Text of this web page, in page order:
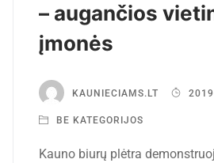
– augančios
įmonės
KAUNIECIAMS.LT
BE KATEGORIJOS
Kauno biurų plėtra